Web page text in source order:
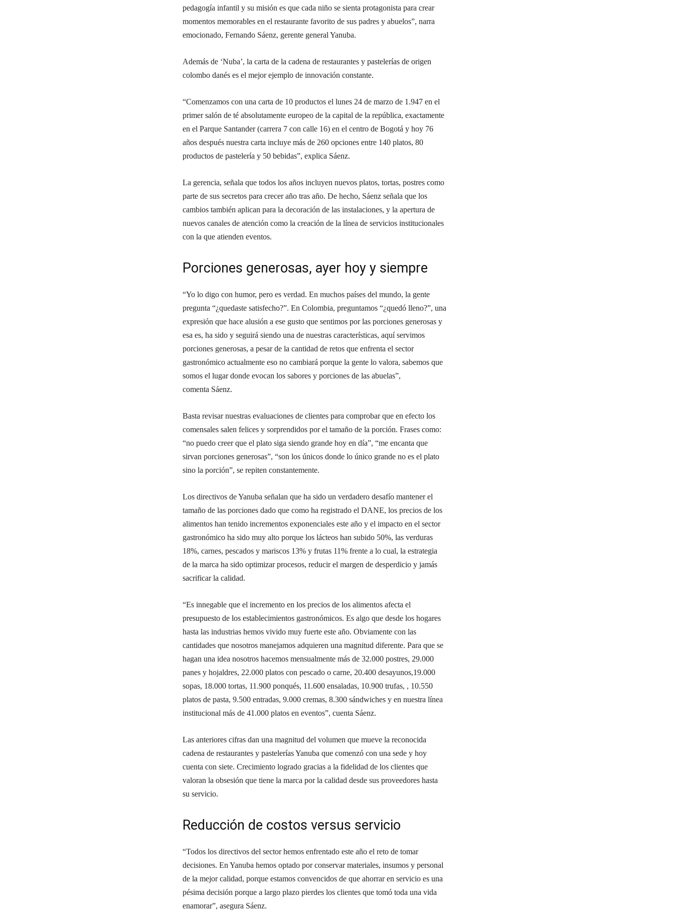
pedagogía infantil y su misión es que cada niño se sienta protagonista para crear
momentos memorables en el restaurante favorito de sus padres y abuelos”, narra
emocionado, Fernando Sáenz, gerente general Yanuba.
Además de ‘Nuba’, la carta de la cadena de restaurantes y pastelerías de origen
colombo danés es el mejor ejemplo de innovación constante.
“Comenzamos con una carta de 10 productos el lunes 24 de marzo de 1.947 en el
primer salón de té absolutamente europeo de la capital de la república, exactamente
en el Parque Santander (carrera 7 con calle 16) en el centro de Bogotá y hoy 76
años después nuestra carta incluye más de 260 opciones entre 140 platos, 80
productos de pastelería y 50 bebidas”, explica Sáenz.
La gerencia, señala que todos los años incluyen nuevos platos, tortas, postres como
parte de sus secretos para crecer año tras año. De hecho, Sáenz señala que los
cambios también aplican para la decoración de las instalaciones, y la apertura de
nuevos canales de atención como la creación de la línea de servicios institucionales
con la que atienden eventos.
Porciones generosas, ayer hoy y siempre
“Yo lo digo con humor, pero es verdad. En muchos países del mundo, la gente
pregunta “¿quedaste satisfecho?”. En Colombia, preguntamos “¿quedó lleno?”, una
expresión que hace alusión a ese gusto que sentimos por las porciones generosas y
esa es, ha sido y seguirá siendo una de nuestras características, aquí servimos
porciones generosas, a pesar de la cantidad de retos que enfrenta el sector
gastronómico actualmente eso no cambiará porque la gente lo valora, sabemos que
somos el lugar donde evocan los sabores y porciones de las abuelas”,
comenta Sáenz.
Basta revisar nuestras evaluaciones de clientes para comprobar que en efecto los
comensales salen felices y sorprendidos por el tamaño de la porción. Frases como:
“no puedo creer que el plato siga siendo grande hoy en día”, “me encanta que
sirvan porciones generosas”, “son los únicos donde lo único grande no es el plato
sino la porción”, se repiten constantemente.
Los directivos de Yanuba señalan que ha sido un verdadero desafío mantener el
tamaño de las porciones dado que como ha registrado el DANE, los precios de los
alimentos han tenido incrementos exponenciales este año y el impacto en el sector
gastronómico ha sido muy alto porque los lácteos han subido 50%, las verduras
18%, carnes, pescados y mariscos 13% y frutas 11% frente a lo cual, la estrategia
de la marca ha sido optimizar procesos, reducir el margen de desperdicio y jamás
sacrificar la calidad.
“Es innegable que el incremento en los precios de los alimentos afecta el
presupuesto de los establecimientos gastronómicos. Es algo que desde los hogares
hasta las industrias hemos vivido muy fuerte este año. Obviamente con las
cantidades que nosotros manejamos adquieren una magnitud diferente. Para que se
hagan una idea nosotros hacemos mensualmente más de 32.000 postres, 29.000
panes y hojaldres, 22.000 platos con pescado o carne, 20.400 desayunos,19.000
sopas, 18.000 tortas, 11.900 ponqués, 11.600 ensaladas, 10.900 trufas, , 10.550
platos de pasta, 9.500 entradas, 9.000 cremas, 8.300 sándwiches y en nuestra línea
institucional más de 41.000 platos en eventos”, cuenta Sáenz.
Las anteriores cifras dan una magnitud del volumen que mueve la reconocida
cadena de restaurantes y pastelerías Yanuba que comenzó con una sede y hoy
cuenta con siete. Crecimiento logrado gracias a la fidelidad de los clientes que
valoran la obsesión que tiene la marca por la calidad desde sus proveedores hasta
su servicio.
Reducción de costos versus servicio
“Todos los directivos del sector hemos enfrentado este año el reto de tomar
decisiones. En Yanuba hemos optado por conservar materiales, insumos y personal
de la mejor calidad, porque estamos convencidos de que ahorrar en servicio es una
pésima decisión porque a largo plazo pierdes los clientes que tomó toda una vida
enamorar”, asegura Sáenz.